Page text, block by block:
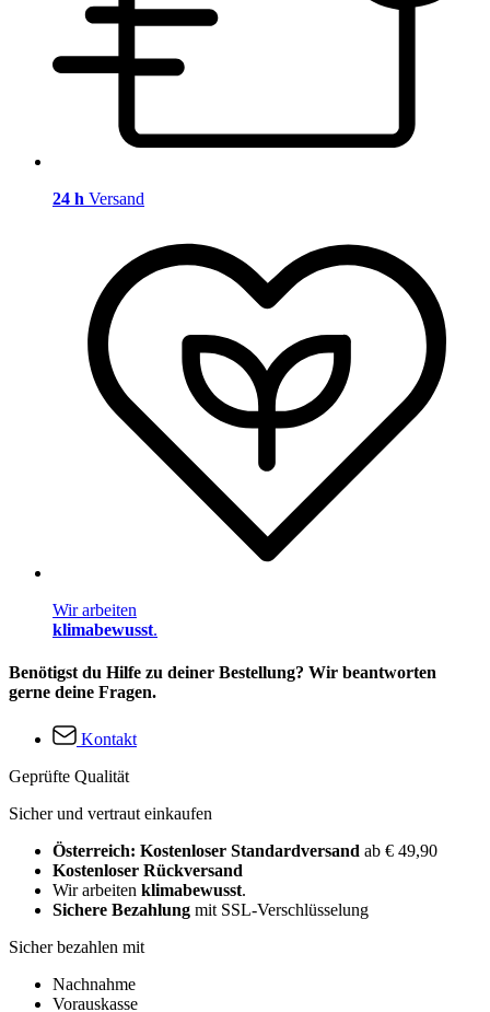
24 h Versand
Wir arbeiten
klimabewusst.
Benötigst du Hilfe zu deiner Bestellung? Wir beantworten
gerne deine Fragen.
Kontakt
Geprüfte Qualität
Sicher und vertraut einkaufen
Österreich: Kostenloser Standardversand ab € 49,90
Kostenloser Rückversand
Wir arbeiten klimabewusst.
Sichere Bezahlung mit SSL-Verschlüsselung
Sicher bezahlen mit
Nachnahme
Vorauskasse